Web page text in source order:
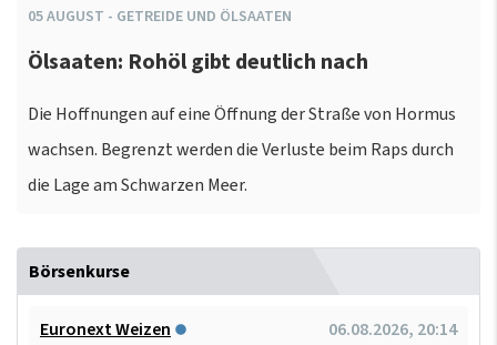
05AUGUST - GETREIDE UND ÖLSAATEN
Ölsaaten: Rohöl gibt deutlich nach
Die Hoffnungen auf eine Öffnung der Straße von Hormus
wachsen. Begrenzt werden die Verluste beim Raps durch
die Lage am Schwarzen Meer.
Börsenkurse
Euronext Weizen
06.08.2026, 20:14